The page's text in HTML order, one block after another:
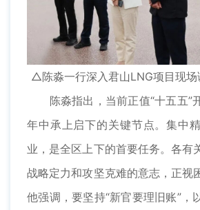
△陈淼一行深入君山LNG项目现
陈淼指出，当前正值“十五五”
年中承上启下的关键节点。集中
业，是全区上下的首要任务。各有
战略定力和攻坚克难的意志，正视
他强调，要坚持“新官要理旧账”，